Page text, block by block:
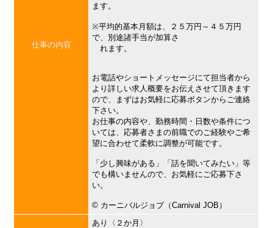
仕事の内容
ます。
※平均的基本月額は、２５万円～４５万円
で、別途諸手当が加算さ
れます。
お電話やショートメッセージにて担当者から
より詳しい求人概要をお伝えさせて頂きます
ので、まずはお気軽に応募ボタンからご連絡
下さい。
お仕事の内容や、勤務時間・日数や条件につ
いては、応募者さまの前職でのご経験やご希
望に合わせて柔軟に調整が可能です。
「少し興味がある」「話を聞いてみたい」等
でも構いませんので、お気軽にご応募下さ
い。
©︎ カーニバルジョブ（Carnival JOB）
あり〈２か月〉